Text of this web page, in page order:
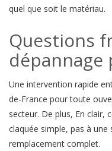
quel que soit le matériau.
Questions
dépannage
Une intervention rapide
de-France pour toute
secteur. De plus, En clair,
claquée simple, pas à
remplacement complet.